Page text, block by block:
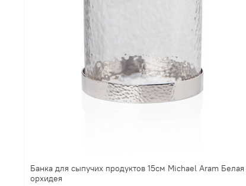
Банка для сыпучих продуктов 15см Michael Aram Белая
орхидея